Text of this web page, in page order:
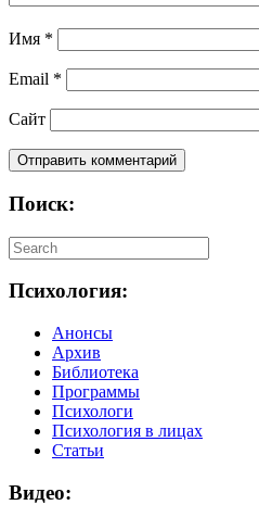
Имя *
Email *
Сайт
Поиск:
Психология:
Анонсы
Архив
Библиотека
Программы
Психологи
Психология в лицах
Статьи
Видео: